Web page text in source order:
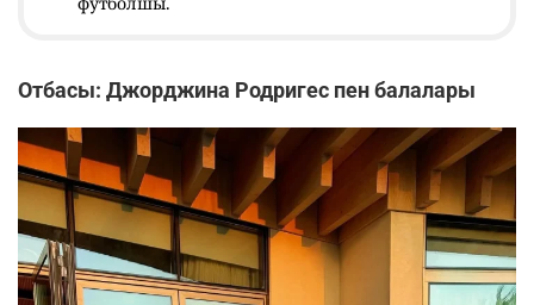
Отбасы: Джорджина Родригес пен балалары